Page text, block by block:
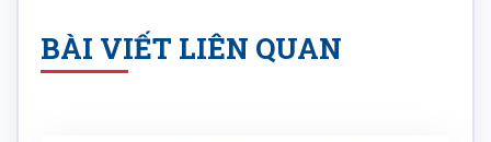
BÀI VIẾT LIÊN QUAN